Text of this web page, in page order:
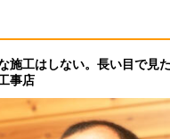
施工はしない。長い目で見
事店